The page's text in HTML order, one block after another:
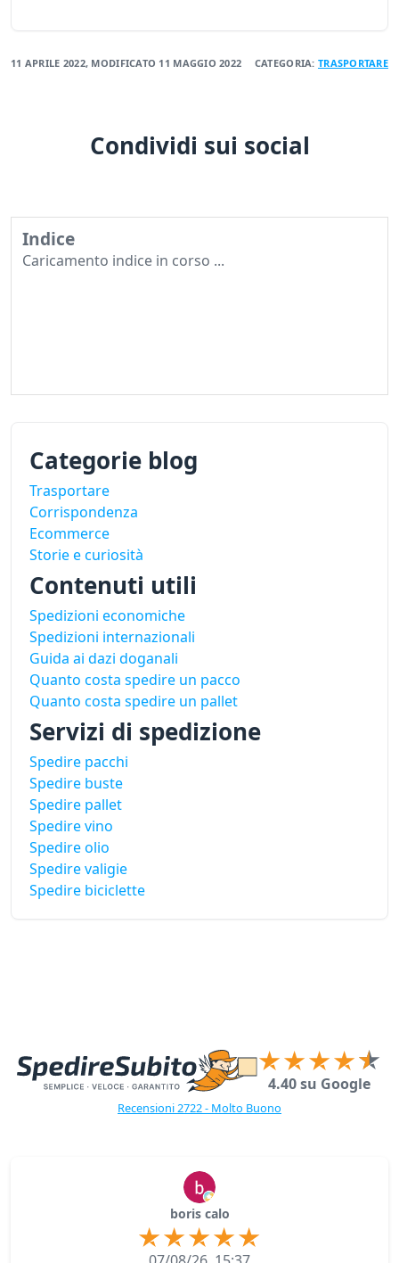
11 APRILE 2022, MODIFICATO 11 MAGGIO 2022 CATEGORIA: TRASPORTARE
Condividi sui social
Indice
Caricamento indice in corso ...
Categorie blog
Trasportare
Corrispondenza
Ecommerce
Storie e curiosità
Contenuti utili
Spedizioni economiche
Spedizioni internazionali
Guida ai dazi doganali
Quanto costa spedire un pacco
Quanto costa spedire un pallet
Servizi di spedizione
Spedire pacchi
Spedire buste
Spedire pallet
Spedire vino
Spedire olio
Spedire valigie
Spedire biciclette
4.40 su Google
Recensioni 2722 - Molto Buono
boris calo